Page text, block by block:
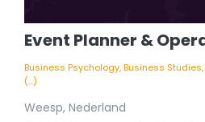
Event Planner &
Business Psychology, Business
(...)
Weesp, Nederland